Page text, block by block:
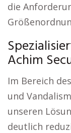
die
Achim
Im Bereich
und
unseren
deutlich